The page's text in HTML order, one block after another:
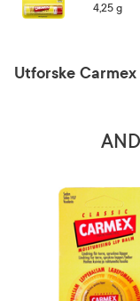
4,25 g
Utforske Carmex